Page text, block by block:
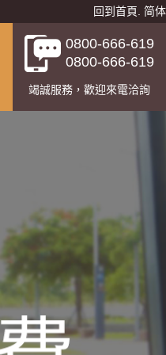
回到首頁 简体
0800-666-619
0800-666-619
竭誠服務，歡迎來電洽詢